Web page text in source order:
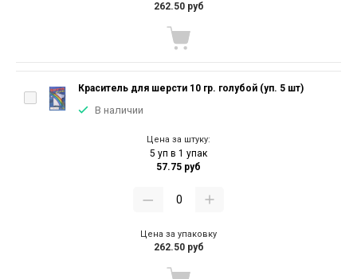
262.50 руб
Краситель для шерсти 10 гр. голубой (уп. 5 шт)
В наличии
Цена за штуку:
5 уп в 1 упак
57.75 руб
Цена за упаковку
262.50 руб